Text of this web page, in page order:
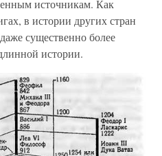
источникам. Как
в истории других стран
существенно более
истории.